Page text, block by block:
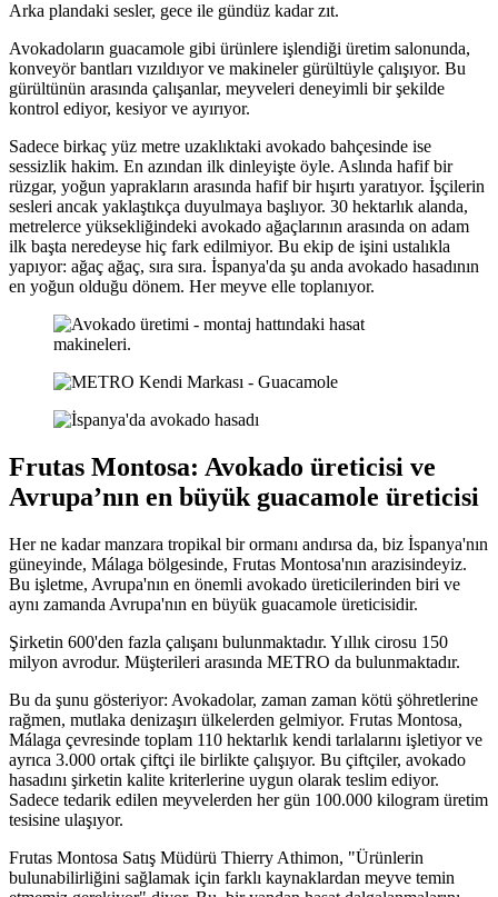
Arka plandaki sesler, gece ile gündüz kadar zıt.
Avokadoların guacamole gibi ürünlere işlendiği üretim salonunda,
konveyör bantları vızıldıyor ve makineler gürültüyle çalışıyor. Bu
gürültünün arasında çalışanlar, meyveleri deneyimli bir şekilde
kontrol ediyor, kesiyor ve ayırıyor.
Sadece birkaç yüz metre uzaklıktaki avokado bahçesinde ise
sessizlik hakim. En azından ilk dinleyişte öyle. Aslında hafif bir
rüzgar, yoğun yaprakların arasında hafif bir hışırtı yaratıyor. İşçilerin
sesleri ancak yaklaştıkça duyulmaya başlıyor. 30 hektarlık alanda,
metrelerce yüksekliğindeki avokado ağaçlarının arasında on adam
ilk başta neredeyse hiç fark edilmiyor. Bu ekip de işini ustalıkla
yapıyor: ağaç ağaç, sıra sıra. İspanya'da şu anda avokado hasadının
en yoğun olduğu dönem. Her meyve elle toplanıyor.
Frutas Montosa: Avokado üreticisi ve
Avrupa’nın en büyük guacamole üreticisi
Her ne kadar manzara tropikal bir ormanı andırsa da, biz İspanya'nın
güneyinde, Málaga bölgesinde, Frutas Montosa'nın arazisindeyiz.
Bu işletme, Avrupa'nın en önemli avokado üreticilerinden biri ve
aynı zamanda Avrupa'nın en büyük guacamole üreticisidir.
Şirketin 600'den fazla çalışanı bulunmaktadır. Yıllık cirosu 150
milyon avrodur. Müşterileri arasında METRO da bulunmaktadır.
Bu da şunu gösteriyor: Avokadolar, zaman zaman kötü şöhretlerine
rağmen, mutlaka denizaşırı ülkelerden gelmiyor. Frutas Montosa,
Málaga çevresinde toplam 110 hektarlık kendi tarlalarını işletiyor ve
ayrıca 3.000 ortak çiftçi ile birlikte çalışıyor. Bu çiftçiler, avokado
hasadını şirketin kalite kriterlerine uygun olarak teslim ediyor.
Sadece tedarik edilen meyvelerden her gün 100.000 kilogram üretim
tesisine ulaşıyor.
Frutas Montosa Satış Müdürü Thierry Athimon, "Ürünlerin
bulunabilirliğini sağlamak için farklı kaynaklardan meyve temin